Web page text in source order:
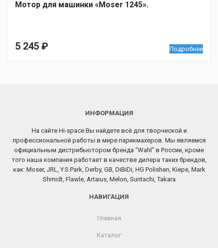
Мотор для машинки «Moser 1245».
5 245 ₽ Подробнее
ИНФОРМАЦИЯ
На сайте Hi-space Вы найдете всё для творческой и
профессиональной работы в мире парикмахеров. Мы являемся
официальным дистрибьютором бренда “Wahl” в России, кроме
того наша компания работает в качестве дилера таких брендов,
как: Moser, JRL, Y.S.Park, Derby, GB, DiBiDi, HG Polishen, Kiepe, Mark
Shmidt, Flawle, Artaius, Melon, Suntachi, Takara
НАВИГАЦИЯ
Главная
Каталог